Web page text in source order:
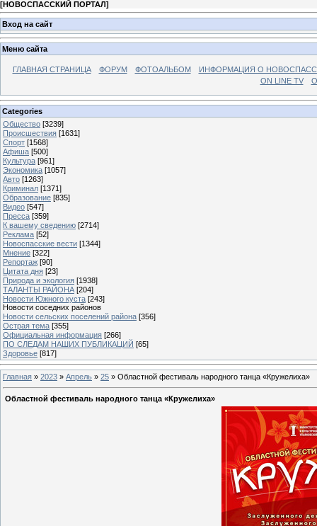
[НОВОСПАССКИЙ ПОРТАЛ]
Вход на сайт
Меню сайта
ГЛАВНАЯ СТРАНИЦА ФОРУМ ФОТОАЛЬБОМ
ИНФОРМАЦИЯ О
ON LINE TV
Categories
Общество [3239]
Происшествия [1631]
Спорт [1568]
Афиша [500]
Культура [961]
Экономика [1057]
Авто [1263]
Криминал [1371]
Образование [835]
Видео [547]
Пресса [359]
К вашему сведению [2714]
Реклама [52]
Новоспасские вести [1344]
Мнение [322]
Репортаж [90]
Цитата дня [23]
Природа и экология [1938]
ТАЛАНТЫ РАЙОНА [204]
Новости Южного куста [243]
Новости соседних районов
Новости сельских поселений района [356]
Острая тема [355]
Официальная информация [266]
ПО СЛЕДАМ НАШИХ ПУБЛИКАЦИЙ [65]
Здоровье [817]
Главная » 2023 » Апрель » 25 » Областной фестиваль народного танца «Кружелиха»
Областной фестиваль народного танца «Кружелиха»